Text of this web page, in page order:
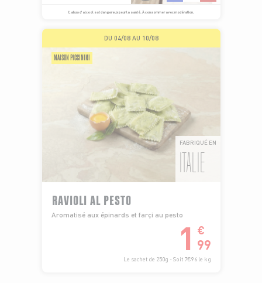
L’abus d’alcool est dangereux pour la santé. À consommer avec modération.
DU 04/08 AU 10/08
MAISON PICCININI
FABRIQUÉ EN
ITALIE
RAVIOLI AL PESTO
Aromatisé aux épinards et farçi au pesto
1 €
99
Le sachet de 250g - Soit 7€96 le kg